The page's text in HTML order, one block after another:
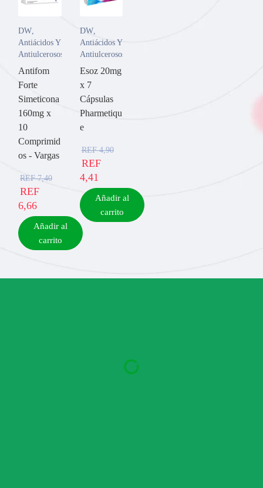
DW,
Antiácidos Y
Antiulcerosos
Antifom
Forte
Simeticona
160mg x
10
Comprimid
os - Vargas
REF7,40
REF
6,66
Añadir al
carrito
DW,
Antiácidos Y
Antiulcerosos
Esoz 20mg
x 7
Cápsulas
Pharmetiqu
e
REF4,90
REF
4,41
Añadir al
carrito